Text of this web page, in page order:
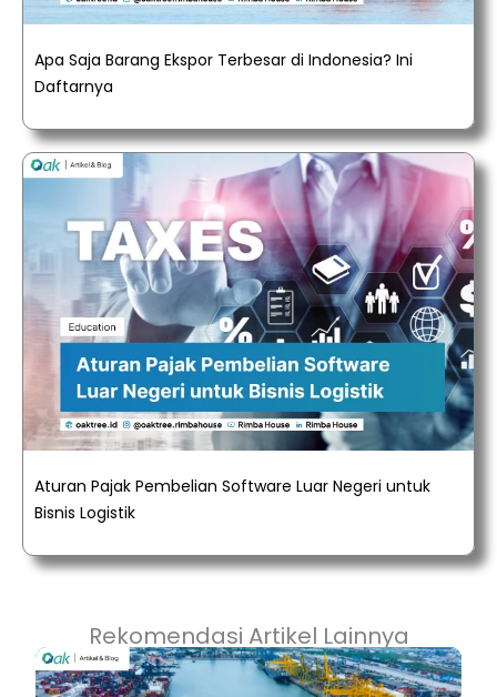
Apa Saja Barang Ekspor Terbesar di Indonesia? Ini
Daftarnya
Aturan Pajak Pembelian Software Luar Negeri untuk
Bisnis Logistik
Rekomendasi Artikel Lainnya